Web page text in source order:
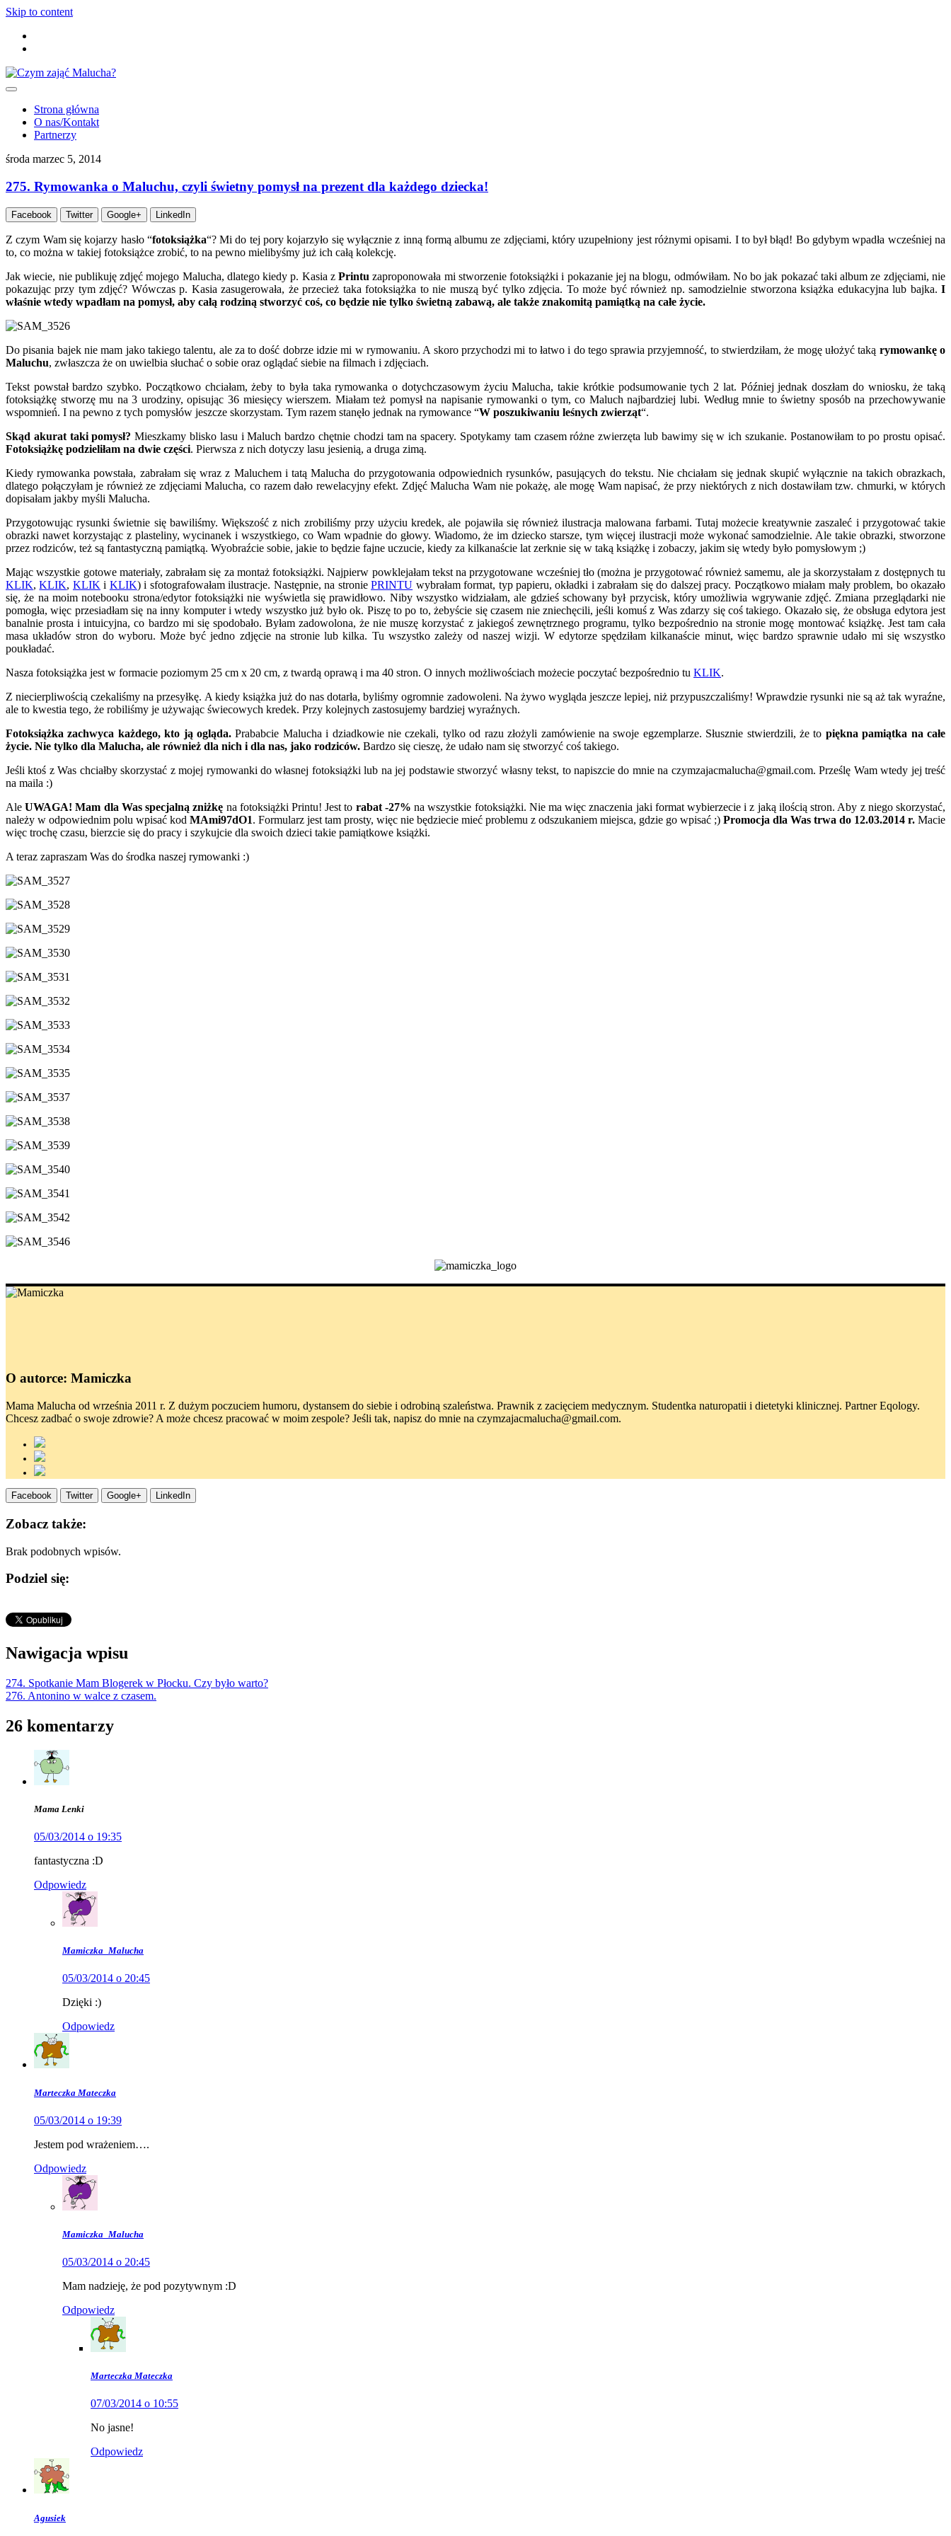
Skip to content
Strona główna
O nas/Kontakt
Partnerzy
środa marzec 5, 2014
275. Rymowanka o Maluchu, czyli świetny pomysł na prezent dla każdego dziecka!
Facebook Twitter Google+ LinkedIn
Z czym Wam się kojarzy hasło “fotoksiążka“? Mi do tej pory kojarzyło się wyłącznie z inną formą albumu ze zdjęciami, który uzupełniony jest różnymi opisami. I to był błąd! Bo gdybym wpadła wcześniej na
to, co można w takiej fotoksiążce zrobić, to na pewno mielibyśmy już ich całą kolekcję.
Jak wiecie, nie publikuję zdjęć mojego Malucha, dlatego kiedy p. Kasia zPrintu zaproponowała mi stworzenie fotoksiążki i pokazanie jej na blogu, odmówiłam. No bo jak pokazać taki album ze zdjęciami, nie
pokazując przy tym zdjęć? Wówczas p. Kasia zasugerowała, że przecież taka fotoksiążka to nie muszą być tylko zdjęcia. To może być również np. samodzielnie stworzona książka edukacyjna lub bajka. I
właśnie wtedy wpadłam na pomysł, aby całą rodziną stworzyć coś, co będzie nie tylko świetną zabawą, ale także znakomitą pamiątką na całe życie.
Do pisania bajek nie mam jako takiego talentu, ale za to dość dobrze idzie mi w rymowaniu. A skoro przychodzi mi to łatwo i do tego sprawia przyjemność, to stwierdziłam, że mogę ułożyć taką rymowankę o
Maluchu, zwłaszcza że on uwielbia słuchać o sobie oraz oglądać siebie na filmach i zdjęciach.
Tekst powstał bardzo szybko. Początkowo chciałam, żeby to była taka rymowanka o dotychczasowym życiu Malucha, takie krótkie podsumowanie tych 2 lat. Później jednak doszłam do wniosku, że taką
fotoksiążkę stworzę mu na 3 urodziny, opisując 36 miesięcy wierszem. Miałam też pomysł na napisanie rymowanki o tym, co Maluch najbardziej lubi. Według mnie to świetny sposób na przechowywanie
wspomnień. I na pewno z tych pomysłów jeszcze skorzystam. Tym razem stanęło jednak na rymowance “W poszukiwaniu leśnych zwierząt“.
Skąd akurat taki pomysł? Mieszkamy blisko lasu i Maluch bardzo chętnie chodzi tam na spacery. Spotykamy tam czasem różne zwierzęta lub bawimy się w ich szukanie. Postanowiłam to po prostu opisać.
Fotoksiążkę podzieliłam na dwie części. Pierwsza z nich dotyczy lasu jesienią, a druga zimą.
Kiedy rymowanka powstała, zabrałam się wraz z Maluchem i tatą Malucha do przygotowania odpowiednich rysunków, pasujących do tekstu. Nie chciałam się jednak skupić wyłącznie na takich obrazkach,
dlatego połączyłam je również ze zdjęciami Malucha, co razem dało rewelacyjny efekt. Zdjęć Malucha Wam nie pokażę, ale mogę Wam napisać, że przy niektórych z nich dostawiłam tzw. chmurki, w których
dopisałam jakby myśli Malucha.
Przygotowując rysunki świetnie się bawiliśmy. Większość z nich zrobiliśmy przy użyciu kredek, ale pojawiła się również ilustracja malowana farbami. Tutaj możecie kreatywnie zaszaleć i przygotować takie
obrazki nawet korzystając z plasteliny, wycinanek i wszystkiego, co Wam wpadnie do głowy. Wiadomo, że im dziecko starsze, tym więcej ilustracji może wykonać samodzielnie. Ale takie obrazki, stworzone
przez rodziców, też są fantastyczną pamiątką. Wyobraźcie sobie, jakie to będzie fajne uczucie, kiedy za kilkanaście lat zerknie się w taką książkę i zobaczy, jakim się wtedy było pomysłowym ;)
Mając wszystkie gotowe materiały, zabrałam się za montaż fotoksiążki. Najpierw powklejałam tekst na przygotowane wcześniej tło (można je przygotować również samemu, ale ja skorzystałam z dostępnych tu
KLIK,KLIK, KLIKi KLIK) i sfotografowałam ilustracje. Następnie, na stroniePRINTU wybrałam format, typ papieru, okładki i zabrałam się do dalszej pracy. Początkowo miałam mały problem, bo okazało
się, że na moim notebooku strona/edytor fotoksiążki nie wyświetla się prawidłowo. Niby wszystko widziałam, ale gdzieś schowany był przycisk, który umożliwia wgrywanie zdjęć. Zmiana przeglądarki nie
pomogła, więc przesiadłam się na inny komputer i wtedy wszystko już było ok. Piszę to po to, żebyście się czasem nie zniechęcili, jeśli komuś z Was zdarzy się coś takiego. Okazało się, że obsługa edytora jest
banalnie prosta i intuicyjna, co bardzo mi się spodobało. Byłam zadowolona, że nie muszę korzystać z jakiegoś zewnętrznego programu, tylko bezpośrednio na stronie mogę montować książkę. Jest tam cała
masa układów stron do wyboru. Może być jedno zdjęcie na stronie lub kilka. Tu wszystko zależy od naszej wizji. W edytorze spędziłam kilkanaście minut, więc bardzo sprawnie udało mi się wszystko
poukładać.
Nasza fotoksiążka jest w formacie poziomym 25 cm x 20 cm, z twardą oprawą i ma 40 stron. O innych możliwościach możecie poczytać bezpośrednio tu KLIK.
Z niecierpliwością czekaliśmy na przesyłkę. A kiedy książka już do nas dotarła, byliśmy ogromnie zadowoleni. Na żywo wygląda jeszcze lepiej, niż przypuszczaliśmy! Wprawdzie rysunki nie są aż tak wyraźne,
ale to kwestia tego, że robiliśmy je używając świecowych kredek. Przy kolejnych zastosujemy bardziej wyraźnych.
Fotoksiążka zachwyca każdego, kto ją ogląda. Prababcie Malucha i dziadkowie nie czekali, tylko od razu złożyli zamówienie na swoje egzemplarze. Słusznie stwierdzili, że to piękna pamiątka na całe
życie. Nie tylko dla Malucha, ale również dla nich i dla nas, jako rodziców. Bardzo się cieszę, że udało nam się stworzyć coś takiego.
Jeśli ktoś z Was chciałby skorzystać z mojej rymowanki do własnej fotoksiążki lub na jej podstawie stworzyć własny tekst, to napiszcie do mnie na czymzajacmalucha@gmail.com. Prześlę Wam wtedy jej treść
na maila :)
AleUWAGA! Mam dla Was specjalną zniżkę na fotoksiążki Printu! Jest to rabat -27% na wszystkie fotoksiążki. Nie ma więc znaczenia jaki format wybierzecie i z jaką ilością stron. Aby z niego skorzystać,
należy w odpowiednim polu wpisać kod MAmi97dO1. Formularz jest tam prosty, więc nie będziecie mieć problemu z odszukaniem miejsca, gdzie go wpisać ;) Promocja dla Was trwa do 12.03.2014 r. Macie
więc trochę czasu, bierzcie się do pracy i szykujcie dla swoich dzieci takie pamiątkowe książki.
A teraz zapraszam Was do środka naszej rymowanki :)
O autorce: Mamiczka
Mama Malucha od września 2011 r. Z dużym poczuciem humoru, dystansem do siebie i odrobiną szaleństwa. Prawnik z zacięciem medycznym. Studentka naturopatii i dietetyki klinicznej. Partner Eqology.
Chcesz zadbać o swoje zdrowie? A może chcesz pracować w moim zespole? Jeśli tak, napisz do mnie na czymzajacmalucha@gmail.com.
Facebook Twitter Google+ LinkedIn
Zobacz także:
Brak podobnych wpisów.
Podziel się:
Nawigacja wpisu
274. Spotkanie Mam Blogerek w Płocku. Czy było warto?
276. Antonino w walce z czasem.
26 komentarzy
Mama Lenki
05/03/2014 o 19:35
fantastyczna :D
Odpowiedz
Mamiczka_Malucha
05/03/2014 o 20:45
Dzięki :)
Odpowiedz
Marteczka Mateczka
05/03/2014 o 19:39
Jestem pod wrażeniem….
Odpowiedz
Mamiczka_Malucha
05/03/2014 o 20:45
Mam nadzieję, że pod pozytywnym :D
Odpowiedz
Marteczka Mateczka
07/03/2014 o 10:55
No jasne!
Odpowiedz
Agusiek